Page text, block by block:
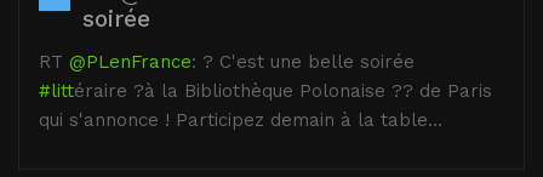
soirée
RT @PLenFrance: ? C'est une belle soirée
#littéraire ?à la Bibliothèque Polonaise ?? de Paris
qui s'annonce ! Participez demain à la table…